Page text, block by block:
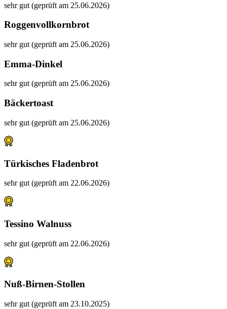
sehr gut (geprüft am 25.06.2026)
Roggenvollkornbrot
sehr gut (geprüft am 25.06.2026)
Emma-Dinkel
sehr gut (geprüft am 25.06.2026)
Bäckertoast
sehr gut (geprüft am 25.06.2026)
Türkisches Fladenbrot
sehr gut (geprüft am 22.06.2026)
Tessino Walnuss
sehr gut (geprüft am 22.06.2026)
Nuß-Birnen-Stollen
sehr gut (geprüft am 23.10.2025)